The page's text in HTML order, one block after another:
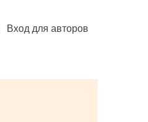
Вход для авторов